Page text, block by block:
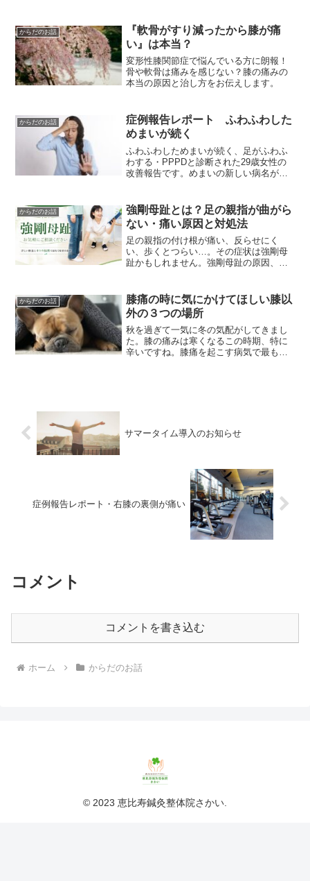
年末年始によく耳にしたぎっくり腰のき
っかけです。ぎっくり腰って...
からだのお話
『軟骨がすり減ったから膝が痛
い』は本当？
変形性膝関節症で悩んでいる方に朗報！
骨や軟骨は痛みを感じない？膝の痛みの
本当の原因と治し方をお伝えします。
からだのお話
症例報告レポート ふわふわした
めまいが続く
ふわふわしためまいが続く、足がふわふ
わする・PPPDと診断された29歳女性の
改善報告です。めまいの新しい病名が近
しばりの改善で症状が改善したケースを
報告しています。
からだのお話
強剛母趾とは？足の親指が曲がら
ない・痛い原因と対処法
足の親指の付け根が痛い、反らせにく
い、歩くとつらい…。その症状は強剛母
趾かもしれません。強剛母趾の原因、見
からだのお話
膝痛の時に気にかけてほしい膝以
外の３つの場所
秋を過ぎて一気に冬の気配がしてきまし
た。膝の痛みは寒くなるこの時期、特に
辛いですね。膝痛を起こす病気で最も有
サマータイム導入のお知らせ
症例報告レポート・右膝の裏側が痛い
コメント
コメントを書き込む
ホーム からだのお話
© 2023 恵比寿鍼灸整体院さかい.